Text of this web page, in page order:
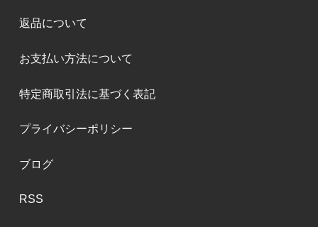
返品について
お支払い方法について
特定商取引法に基づく表記
プライバシーポリシー
ブログ
RSS